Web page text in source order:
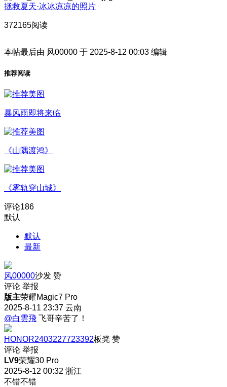
拯救夏天·冰冰凉凉的照片
372165阅读
本帖最后由 风00000 于 2025-8-12 00:03 编辑
推荐阅读
暴风雨即将来临
《山隅渡鸿》
《雾轨穿山城》
评论186
默认
默认
最新
风00000沙发 赞
评论 举报
版主荣耀Magic7 Pro
2025-8-11 23:37 云南
@白雲飛 飞哥辛苦了！
HONOR2403227723392板凳 赞
评论 举报
LV9荣耀30 Pro
2025-8-12 00:32 浙江
不错不错